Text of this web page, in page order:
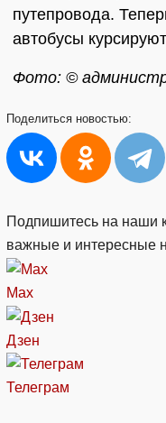
путепровода.
автобусы
Фото: ©
Поделиться новостью:
Подпишитесь на наши
важные и интересные
Max
Дзен
Телеграм